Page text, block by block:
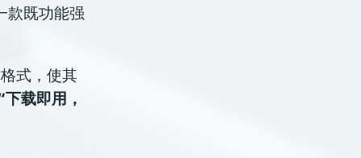
款既功能强
式，使其
下载即用，